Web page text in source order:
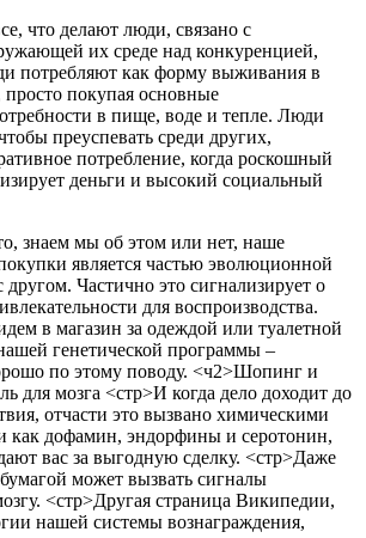
что делают люди, связано с
их среде над конкуренцией,
потребляют как форму выживания в
покупая основные
в пище, воде и тепле. Люди
преуспевать среди других,
потребление, когда роскошный
деньги и высокий социальный
знаем мы об этом или нет, наше
является частью эволюционной
Частично это сигнализирует о
для воспроизводства.
в магазин за одеждой или туалетной
генетической программы –
по этому поводу. <ч2>Шопинг и
для мозга <стр>И когда дело доходит до
отчасти это вызвано химическими
как дофамин, эндорфины и серотонин,
вас за выгодную сделку. <стр>Даже
может вызвать сигналы
<стр>Другая страница Википедии,
нашей системы вознаграждения,